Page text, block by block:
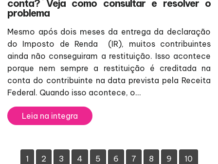
conta? Veja como consultar e resolver o
problema
Mesmo após dois meses da entrega da declaração
do Imposto de Renda (IR), muitos contribuintes
ainda não conseguiram a restituição. Isso acontece
porque nem sempre a restituição é creditada na
conta do contribuinte na data prevista pela Receita
Federal. Quando isso acontece, o...
Leia na integra
1 2 3 4 5 6 7 8 9 10